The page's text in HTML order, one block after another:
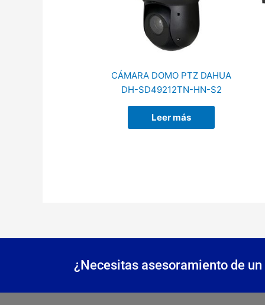
CÁMARA DOMO PTZ DAHUA
DH-SD49212TN-HN-S2
Leer más
¿Necesitas asesoramiento de